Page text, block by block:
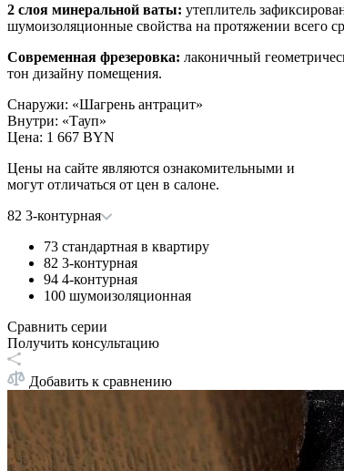
2 слоя минеральной ваты: утеплитель
шумоизоляционные свойства на протяжении всего
Современная фрезеровка: лаконичный
тон дизайну помещения.
Снаружи: «Шагрень антрацит»
Внутри: «Тауп»
Цена: 1 667 BYN
Цены на сайте являются ознакомительными и
могут отличаться от цен в салоне.
82 3-контурная
73 стандартная в квартиру
82 3-контурная
94 4-контурная
100 шумоизоляционная
Сравнить серии
Получить консультацию
Добавить к сравнению